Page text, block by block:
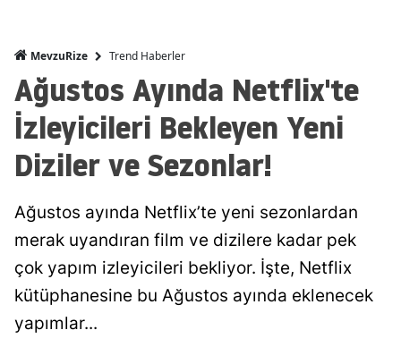
MevzuRize Trend Haberler
Ağustos Ayında Netflix'te
İzleyicileri Bekleyen Yeni
Diziler ve Sezonlar!
Ağustos ayında Netflix’te yeni sezonlardan
merak uyandıran film ve dizilere kadar pek
çok yapım izleyicileri bekliyor. İşte, Netflix
kütüphanesine bu Ağustos ayında eklenecek
yapımlar...